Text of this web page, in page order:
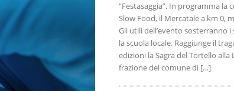
“Festasaggia”. In programma la
Slow Food, il Mercatale a km 0,
Gli utili dell’evento sosterranno i
la scuola locale. Raggiunge il
edizioni la Sagra del Tortello alla
frazione del comune di […]